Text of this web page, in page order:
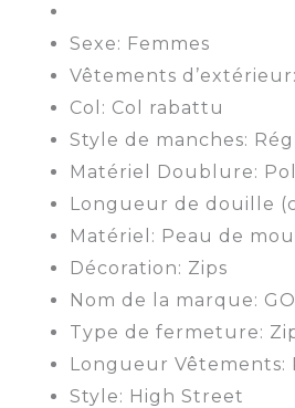
Sexe: Femmes
Vêtements
Col: Col rabattu
Style de manches:
Matériel Doublure:
Longueur de douille
Matériel: Peau de
Décoration: Zips
Nom de la marque:
Type de fermeture:
Longueur Vêtements:
Style: High Street